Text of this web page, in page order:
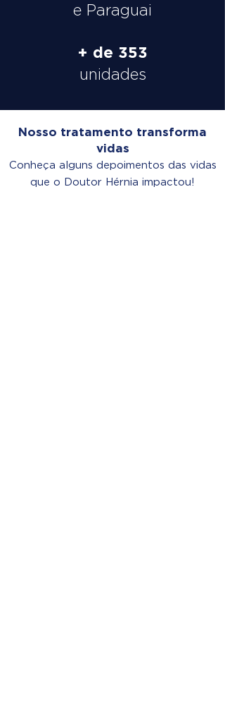
e Paraguai
+ de 353
unidades
Nosso tratamento transforma
vidas
Conheça alguns depoimentos das vidas
que o Doutor Hérnia impactou!